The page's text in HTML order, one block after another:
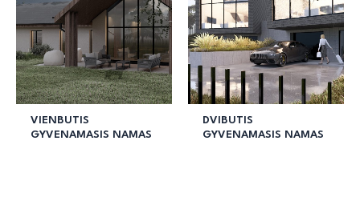
VIENBUTIS
GYVENAMASIS NAMAS
DVIBUTIS
GYVENAMASIS NAMAS